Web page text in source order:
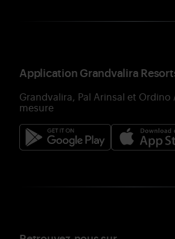
Application Grandvalira
Grandvalira, Pal Arinsal et Ordino
mesure